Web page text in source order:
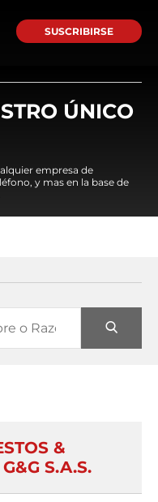
SUSCRIBIRSE
ÚNICO
empresa de
y mas en la base de
&
S.A.S.